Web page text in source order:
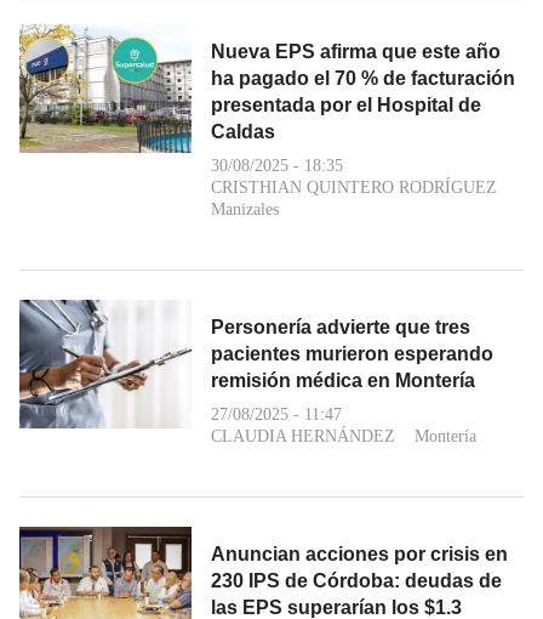
Nueva EPS afirma que este año
ha pagado el 70 % de facturación
presentada por el Hospital de
Caldas
30/08/2025 - 18:35
CRISTHIAN QUINTERO RODRÍGUEZ
Manizales
Personería advierte que tres
pacientes murieron esperando
remisión médica en Montería
27/08/2025 - 11:47
CLAUDIA HERNÁNDEZ
Montería
Anuncian acciones por crisis en
230 IPS de Córdoba: deudas de
las EPS superarían los $1.3